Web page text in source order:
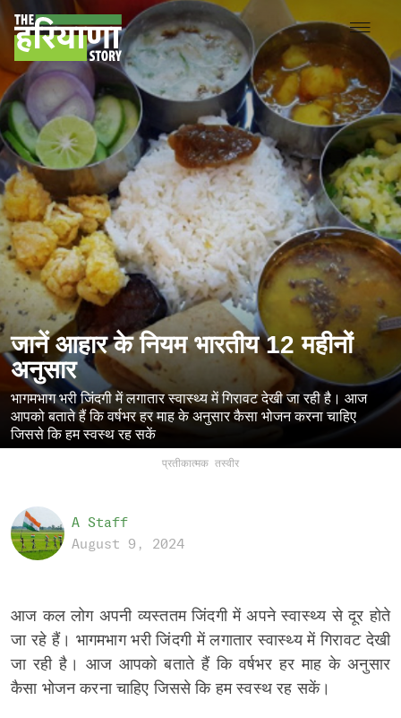
जानें आहार के नियम भारतीय 12 महीनों
अनुसार
भागमभाग भरी जिंदगी में लगातार स्वास्थ्य में गिरावट देखी जा रही है। आज
आपको बताते हैं कि वर्षभर हर माह के अनुसार कैसा भोजन करना चाहिए
जिससे कि हम स्वस्थ रह सकें
प्रतीकात्मक तस्वीर
A Staff
August 9, 2024
आज कल लोग अपनी व्यस्ततम जिंदगी में अपने स्वास्थ्य से दूर होते
जा रहे हैं। भागमभाग भरी जिंदगी में लगातार स्वास्थ्य में गिरावट देखी
जा रही है। आज आपको बताते हैं कि वर्षभर हर माह के अनुसार
कैसा भोजन करना चाहिए जिससे कि हम स्वस्थ रह सकें।